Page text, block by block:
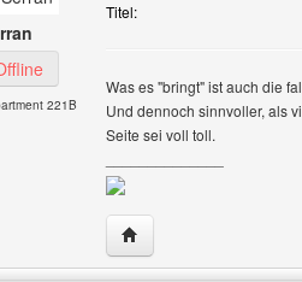
Benutzer-Profile anzeigen
221B
Titel:
Was es "bringt" ist auch die
Und dennoch sinnvoller, als
Seite sei voll toll.
Website dieses